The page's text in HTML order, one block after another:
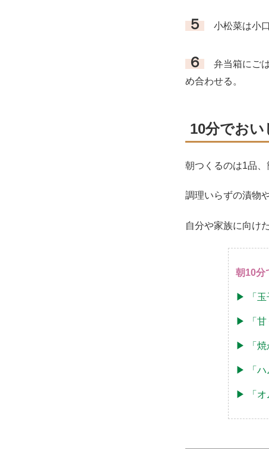
５ 小松菜は小
６ 弁当箱にごは
め合わせる。
10分でおい
朝つくるのは1品、
調理いらずの漬物
自分や家族に向け
朝10分
▶︎ 「玉
▶︎ 「甘
▶︎ 「焼
▶︎ 「ハ
▶︎ 「オ